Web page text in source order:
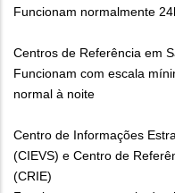
Funcionam normalmente
Centros de Referência em
Funcionam com escala
normal à noite
Centro de Informações
(CIEVS) e Centro de
(CRIE)